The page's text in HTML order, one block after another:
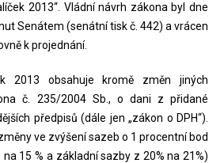
2013“. Vládní návrh zákona byl dne
Senátem (senátní tisk č. 442) a vrácen
k projednání.
2013 obsahuje kromě změn jiných
č. 235/2004 Sb., o dani z přidané
předpisů (dále jen „zákon o DPH“).
ve zvýšení sazeb o 1 procentní bod
15 % a základní sazby z 20% na 21%)